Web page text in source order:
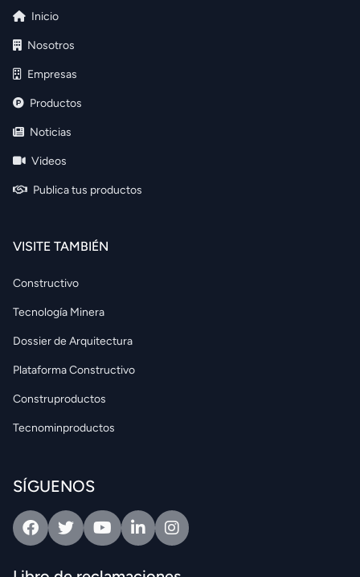
Inicio
Nosotros
Empresas
Productos
Noticias
Videos
Publica tus productos
VISITE TAMBIÉN
Constructivo
Tecnología Minera
Dossier de Arquitectura
Plataforma Constructivo
Construproductos
Tecnominproductos
SÍGUENOS
FacebookTwitterYoutubeLinkedinIntagram